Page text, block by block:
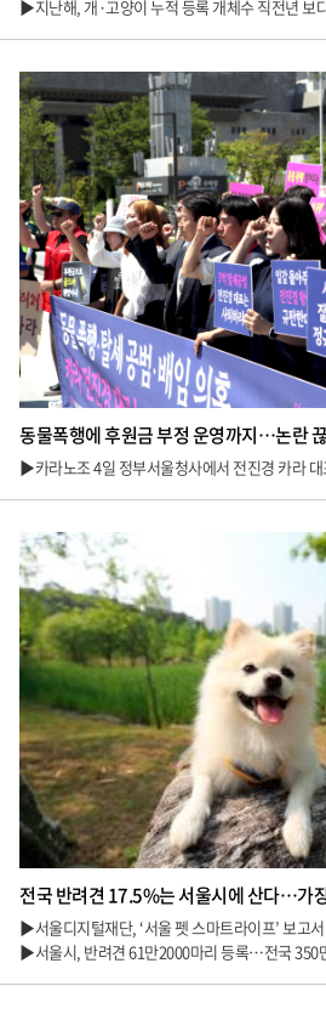
▶지난해, 개·고양이 누적 등록 개체수 직전년 보
동물폭행에 후원금 부정 운영까지…논란
▶카라노조 4일 정부서울청사에서 전진경 카라
전국 반려견 17.5%는 서울시에 산다…가
▶서울디지털재단, ‘서울 펫 스마트라이프’ 보고
▶서울시, 반려견 61만2000마리 등록…전국 350